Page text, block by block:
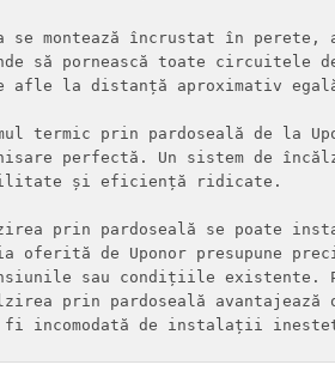
se montează încrustat în
să pornească toate
afle la distanță aproximativ
termic prin pardoseală de la
perfectă. Un sistem de
și eficiență ridicate.
prin pardoseală se poate
oferită de Uponor presupune
sau condițiile existente.
prin pardoseală
fi incomodată de instalații